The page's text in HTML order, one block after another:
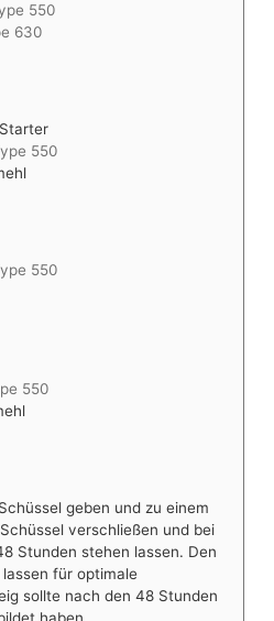
550
630
550
550
550
geben und zu einem
verschließen und bei
Stunden stehen lassen. Den
für optimale
sollte nach den 48 Stunden
haben.